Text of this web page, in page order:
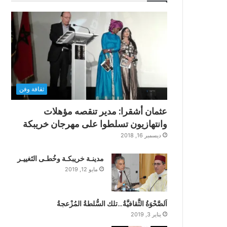
ثقافة وفن
عثمان أشقرا: مدير تنقصه مؤهلات
وانتهازيون تسلطوا على مهرجان خريبكة
ديسمبر 16, 2018
مدينـة خريبكـة وخُطـى التَغييـر
مايو 12, 2019
اَلصَّحْوَةُ الثَّقافيَّةُ…تلك السُّلطةُ المُزْعجةُ
يناير 3, 2019